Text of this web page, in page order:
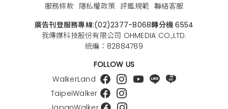
服務條款 隱私權政策 評鑑規範 聯絡客服
廣告刊登服務專線:(02)2377-8068轉分機 6554
我傳媒科技股份有限公司 OHMEDIA CO.,LTD.
統編：82884789
FOLLOW US
WalkerLand
TaipeiWalker